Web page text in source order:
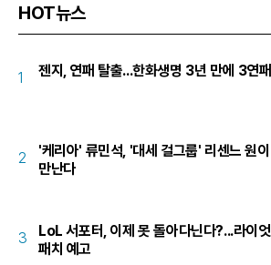
HOT뉴스
1 젠지, 연패 탈출...한화생명 3년 만에 3연패
2
'케리아' 류민석, '대세 걸그룹' 리센느 원이
만난다
3
LoL 서포터, 이제 못 돌아다닌다?...라이엇
패치 예고